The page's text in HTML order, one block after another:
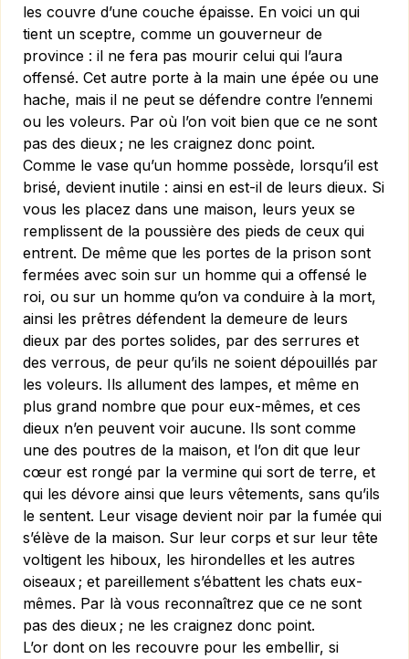
les couvre d’une couche épaisse. En voici un qui
tient un sceptre, comme un gouverneur de
province : il ne fera pas mourir celui qui l’aura
offensé. Cet autre porte à la main une épée ou une
hache, mais il ne peut se défendre contre l’ennemi
ou les voleurs. Par où l’on voit bien que ce ne sont
pas des dieux ; ne les craignez donc point.
Comme le vase qu’un homme possède, lorsqu’il est
brisé, devient inutile : ainsi en est-il de leurs dieux. Si
vous les placez dans une maison, leurs yeux se
remplissent de la poussière des pieds de ceux qui
entrent. De même que les portes de la prison sont
fermées avec soin sur un homme qui a offensé le
roi, ou sur un homme qu’on va conduire à la mort,
ainsi les prêtres défendent la demeure de leurs
dieux par des portes solides, par des serrures et
des verrous, de peur qu’ils ne soient dépouillés par
les voleurs. Ils allument des lampes, et même en
plus grand nombre que pour eux-mêmes, et ces
dieux n’en peuvent voir aucune. Ils sont comme
une des poutres de la maison, et l’on dit que leur
cœur est rongé par la vermine qui sort de terre, et
qui les dévore ainsi que leurs vêtements, sans qu’ils
le sentent. Leur visage devient noir par la fumée qui
s’élève de la maison. Sur leur corps et sur leur tête
voltigent les hiboux, les hirondelles et les autres
oiseaux ; et pareillement s’ébattent les chats eux-
mêmes. Par là vous reconnaîtrez que ce ne sont
pas des dieux ; ne les craignez donc point.
L’or dont on les recouvre pour les embellir, si